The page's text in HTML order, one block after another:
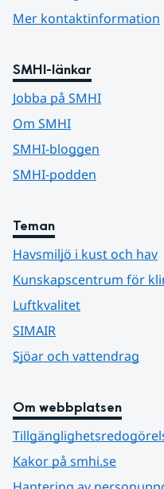
Mer kontaktinformation
SMHI-länkar
Jobba på SMHI
Om SMHI
SMHI-bloggen
SMHI-podden
Teman
Havsmiljö i kust och hav
Kunskapscentrum för
Luftkvalitet
SIMAIR
Sjöar och vattendrag
Om webbplatsen
Kakor på smhi.se